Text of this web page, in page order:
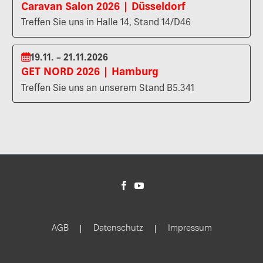
Caravan Salon 2026 | Düsseldorf
Treffen Sie uns in Halle 14, Stand 14/D46
19.11. – 21.11.2026
GET NORD 2026 | Hamburg
Treffen Sie uns an unserem Stand B5.341
AGB Datenschutz Impressum